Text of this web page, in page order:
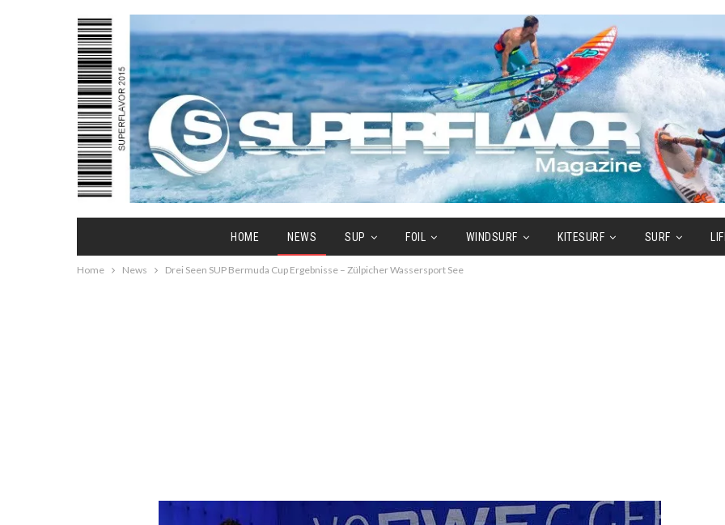
HOME NEWS SUP FOIL WINDSURF KITESURF SURF
Home News Drei Seen SUP Bermuda Cup Ergebnisse – Zülpicher Wassersport See